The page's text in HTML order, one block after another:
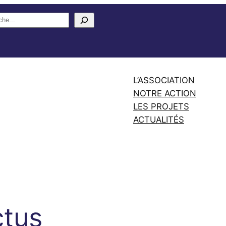
L’ASSOCIATION
NOTRE ACTION
LES PROJETS
ACTUALITÉS